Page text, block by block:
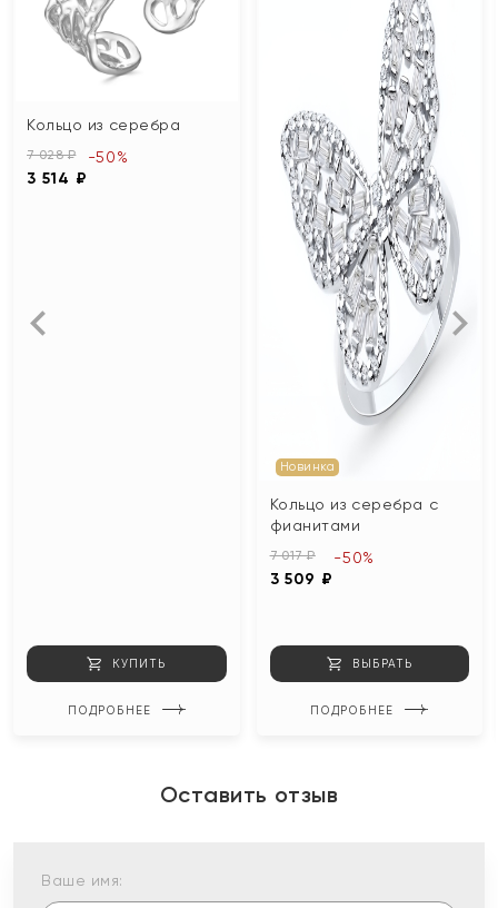
Кольцо из серебра
7 028 ₽
3 514 ₽
-50%
КУПИТЬ
ПОДРОБНЕЕ
Новинка
Кольцо из серебра с
фианитами
7 017 ₽
3 509 ₽
-50%
ВЫБРАТЬ
ПОДРОБНЕЕ
Оставить отзыв
Ваше имя: